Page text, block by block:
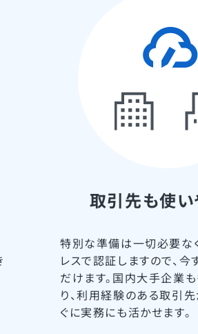
取引先も使い
特別な準備は一切必要な
レスで認証しますので、今
だけます。国内大手企業
り、利用経験のある取引
ぐに実務にも活かせます。